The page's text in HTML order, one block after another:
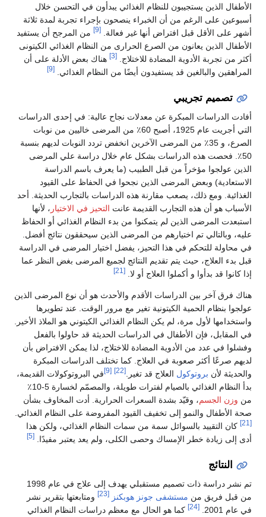
الأطفال الذين يستجيبون للنظام الغذائي يبدأون في التحسن خلال
أسبوعين على الرغم من أن الخبراء ينصحون بإجراء تجربة لمدة ثلاثة
أشهر على الأقل قبل افتراض أنها غير فعالة. [9]
من المرجح أن يستفيد
الأطفال الذين يعانون من الصرع الحرارى من النظام الغذائي الكيتونى
أكثر من تجربة الأدوية المضادة للاختلاج. [3]
هناك بعض الأدلة على أن
المراهقين والبالغين قد يستفيدون أيضًا من النظام الغذائي. [9]
تصميم تجريبي
أفادت الدراسات المبكرة عن معدلات نجاح عالية: في إحدى الدراسات
التي أجريت عام 1925، أصبح 60٪ من المرضى خاليين من نوبات
الصرع، و 35٪ من المرضى الآخرين انخفض تردد النوبات لديهم بنسبة
50٪. فحصت هذه الدراسات بشكل عام خلال دراسة علي المرضى
الذين عولجوا مؤخراً من قبل الطبيب (ما يعرف باسم الدراسة
الاستعادية) وبعض المرضى الذين نجحوا في الحفاظ على القيود
الغذائية. ومع ذلك، يصعب مقارنة هذه الدراسات بالتجارب الحديثة. أحد
الأسباب هو أن هذه التجارب القديمة عانت التحيز في الاختيار ، لأنها
استبعدت المرضى الذين لم يتمكنوا من بدء النظام الغذائي أو الحفاظ
عليه، وبالتالي تم اختيارهم من المرضى الذين سيحققون نتائج أفضل.
في محاولة للتحكم في هذا التحيز، يفضل اختيار المرضى في الدراسة
قبل بدء العلاج، حيث يتم تقديم النتائج لجميع المرضى بغض النظر عما
إذا كانوا قد بدأوا و أكملوا العلاج أو لا.
[21]
هناك فرق آخر بين الدراسات الأقدم والأحدث هو أن نوع المرضى الذين
عولجوا بنظام الحمية الكيتونية تغير مع مرور الوقت. عند تطويرها
واستخدامها لأول مرة، لم يكن النظام الغذائي الكيتوني هو الملاذ الأخير.
في المقابل، فإن الأطفال في الدراسات الحديثة قد حاولوا بالفعل
وفشلوا في عدد من الأدوية المضادة للاختلاج، لذا يمكن الافتراض بأن
لديهم صرعًا أكثر صعوبة في العلاج. كما تختلف الدراسات المبكرة
والحديثة لأن بروتوكول العلاج قد تغير. [22]
[9]
في البروتوكولات القديمة،
بدأ النظام الغذائي بالصيام لفترات طويلة، والمصمّم لخسارة 5-10٪
من وزن الجسم، وقيّد بشدة السعرات الحرارية. أدت المخاوف بشأن
صحة الأطفال والنمو إلى تخفيف القيود المفروضة على النظام الغذائي.
[21]
كان التقييد بالسوائل سمة من سمات النظام الغذائي، ولكن هذا
أدى إلى زيادة خطر الإمساك وحصى الكلى، ولم يعد يعتبر مفيدًا.
[5]
النتائج
تم نشر دراسة ذات تصميم مستقبلي يهدف إلى علاج في عام 1998
من قبل فريق من مستشفى جونز هوبكنز [23]
ومتابعتها بتقرير نشر
في عام 2001.
[24]
كما هو الحال مع معظم دراسات النظام الغذائي